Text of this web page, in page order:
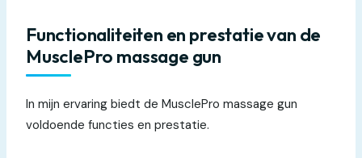
Functionaliteiten en prestatie van de
MusclePro massage gun
In mijn ervaring biedt de MusclePro massage gun
voldoende functies en prestatie.